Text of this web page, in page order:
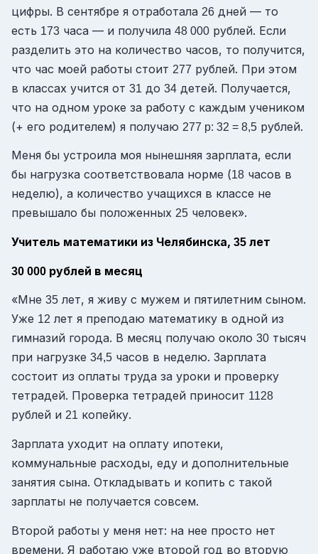
цифры. В сентябре я отработала 26 дней — то
есть 173 часа — и получила 48 000 рублей. Если
разделить это на количество часов, то получится,
что час моей работы стоит 277 рублей. При этом
в классах учится от 31 до 34 детей. Получается,
что на одном уроке за работу с каждым учеником
(+ его родителем) я получаю 277 р: 32 = 8,5 рублей.
Меня бы устроила моя нынешняя зарплата, если
бы нагрузка соответствовала норме (18 часов в
неделю), а количество учащихся в классе не
превышало бы положенных 25 человек».
Учитель математики из Челябинска, 35 лет
30 000 рублей в месяц
«Мне 35 лет, я живу с мужем и пятилетним сыном.
Уже 12 лет я преподаю математику в одной из
гимназий города. В месяц получаю около 30 тысяч
при нагрузке 34,5 часов в неделю. Зарплата
состоит из оплаты труда за уроки и проверку
тетрадей. Проверка тетрадей приносит 1128
рублей и 21 копейку.
Зарплата уходит на оплату ипотеки,
коммунальные расходы, еду и дополнительные
занятия сына. Откладывать и копить с такой
зарплаты не получается совсем.
Второй работы у меня нет: на нее просто нет
времени. Я работаю уже второй год во вторую